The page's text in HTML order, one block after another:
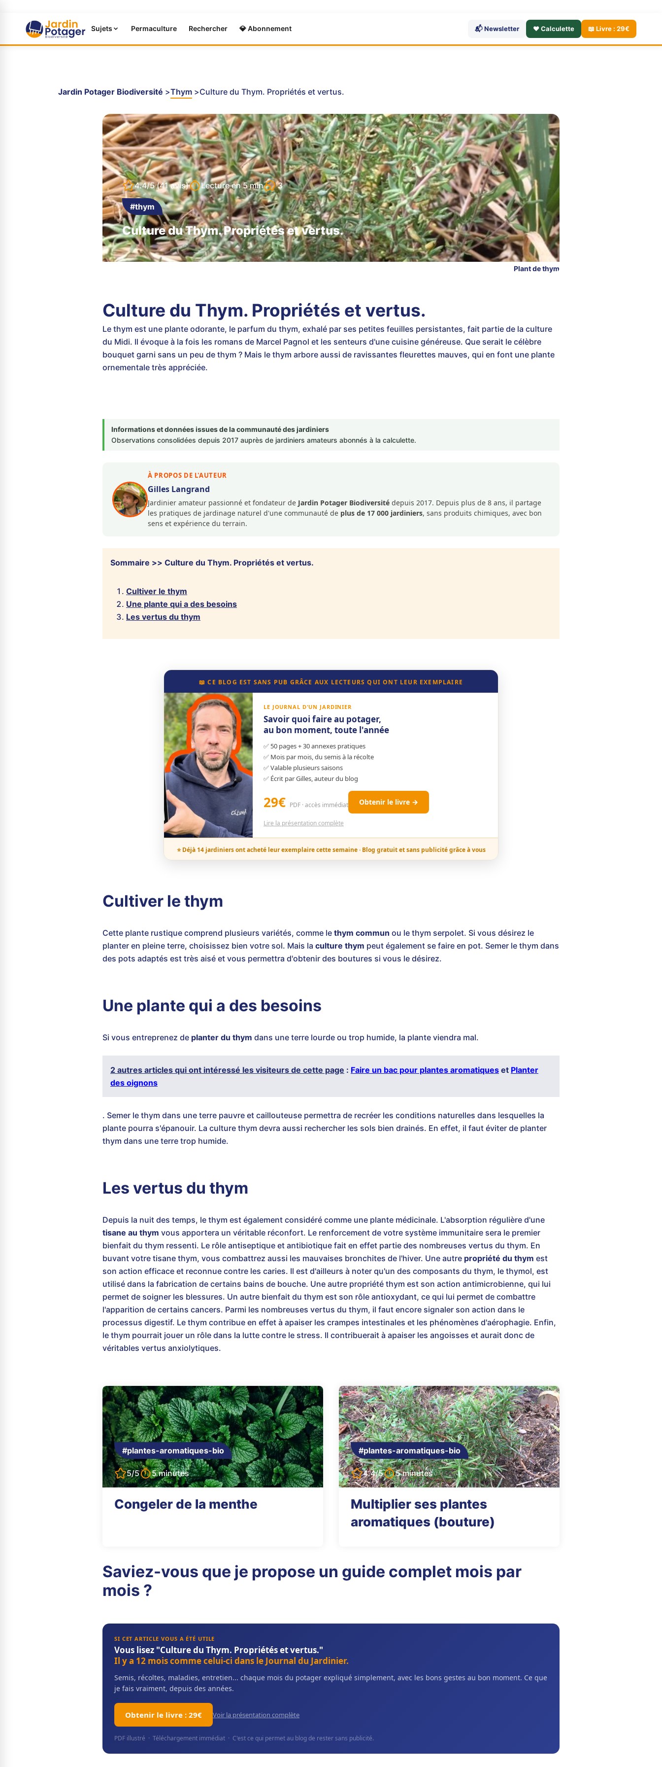
Sujets Permaculture Rechercher 💎 Abonnement 📬 Newsletter ❤️ Calculette 📖 Livre : 29€
Jardin Potager Biodiversité Thym Culture du Thym. Propriétés et vertus.
4.4/5(41 avis) Lecture en5 min 3
#thym
Culture du Thym. Propriétés et vertus.
Plant de thym
Culture du Thym. Propriétés et vertus.
Le thym est une plante odorante, le parfum du thym, exhalé par ses petites feuilles persistantes, fait partie de la culture
du Midi. Il évoque à la fois les romans de Marcel Pagnol et les senteurs d'une cuisine généreuse. Que serait le célèbre
bouquet garni sans un peu de thym ? Mais le thym arbore aussi de ravissantes fleurettes mauves, qui en font une plante
ornementale très appréciée.
Informations et données issues de la communauté des jardiniers
Observations consolidées depuis 2017 auprès de jardiniers amateurs abonnés à la calculette.
À PROPOS DE L'AUTEUR
Gilles Langrand
Jardinier amateur passionné et fondateur de Jardin Potager Biodiversité depuis 2017. Depuis plus de 8 ans, il partage
les pratiques de jardinage naturel d'une communauté de plus de 17 000 jardiniers, sans produits chimiques, avec bon
sens et expérience du terrain.
Sommaire >> Culture du Thym. Propriétés et vertus.
Cultiver le thym
Une plante qui a des besoins
Les vertus du thym
📖 CE BLOG EST SANS PUB GRÂCE AUX LECTEURS QUI ONT LEUR EXEMPLAIRE
LE JOURNAL D'UN JARDINIER
Savoir quoi faire au potager,
au bon moment, toute l'année
✅ 50 pages + 30 annexes pratiques
✅ Mois par mois, du semis à la récolte
✅ Valable plusieurs saisons
✅ Écrit par Gilles, auteur du blog
29€ PDF · accès immédiat Obtenir le livre →
Lire la présentation complète
⭐ Déjà 14 jardiniers ont acheté leur exemplaire cette semaine · Blog gratuit et sans publicité grâce à vous
Cultiver le thym
Cette plante rustique comprend plusieurs variétés, comme le thym commun ou le thym serpolet. Si vous désirez le
planter en pleine terre, choisissez bien votre sol. Mais la culture thym peut également se faire en pot. Semer le thym dans
des pots adaptés est très aisé et vous permettra d'obtenir des boutures si vous le désirez.
Une plante qui a des besoins
Si vous entreprenez de planter du thym dans une terre lourde ou trop humide, la plante viendra mal.
2 autres articles qui ont intéressé les visiteurs de cette page : Faire un bac pour plantes aromatiques et Planter
des oignons
. Semer le thym dans une terre pauvre et caillouteuse permettra de recréer les conditions naturelles dans lesquelles la
plante pourra s'épanouir. La culture thym devra aussi rechercher les sols bien drainés. En effet, il faut éviter de planter
thym dans une terre trop humide.
Les vertus du thym
Depuis la nuit des temps, le thym est également considéré comme une plante médicinale. L'absorption régulière d'une
tisane au thym vous apportera un véritable réconfort. Le renforcement de votre système immunitaire sera le premier
bienfait du thym ressenti. Le rôle antiseptique et antibiotique fait en effet partie des nombreuses vertus du thym. En
buvant votre tisane thym, vous combattrez aussi les mauvaises bronchites de l'hiver. Une autre propriété du thym est
son action efficace et reconnue contre les caries. Il est d'ailleurs à noter qu'un des composants du thym, le thymol, est
utilisé dans la fabrication de certains bains de bouche. Une autre propriété thym est son action antimicrobienne, qui lui
permet de soigner les blessures. Un autre bienfait du thym est son rôle antioxydant, ce qui lui permet de combattre
l'apparition de certains cancers. Parmi les nombreuses vertus du thym, il faut encore signaler son action dans le
processus digestif. Le thym contribue en effet à apaiser les crampes intestinales et les phénomènes d'aérophagie. Enfin,
le thym pourrait jouer un rôle dans la lutte contre le stress. Il contribuerait à apaiser les angoisses et aurait donc de
véritables vertus anxiolytiques.
#plantes-aromatiques-bio
5/5 5 minutes
Congeler de la menthe
#plantes-aromatiques-bio
4.4/5 5 minutes
Multiplier ses plantes
aromatiques (bouture)
Saviez-vous que je propose un guide complet mois par
mois ?
SI CET ARTICLE VOUS A ÉTÉ UTILE
Vous lisez "Culture du Thym. Propriétés et vertus."
Il y a 12 mois comme celui-ci dans le Journal du Jardinier.
Semis, récoltes, maladies, entretien... chaque mois du potager expliqué simplement, avec les bons gestes au bon moment. Ce que
je fais vraiment, depuis des années.
Obtenir le livre : 29€ Voir la présentation complète
PDF illustré · Téléchargement immédiat · C'est ce qui permet au blog de rester sans publicité.